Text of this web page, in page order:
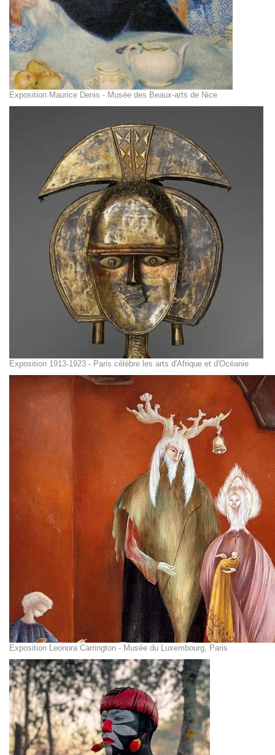
Exposition Maurice Denis - Musée des Beaux-arts de Nice
Exposition 1913-1923 - Paris célèbre les arts d'Afrique et d'Océanie
Exposition Leonora Carrington - Musée du Luxembourg, Paris